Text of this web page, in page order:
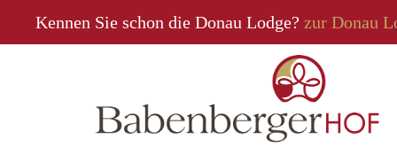
Kennen Sie schon die Donau Lodge? zur Donau